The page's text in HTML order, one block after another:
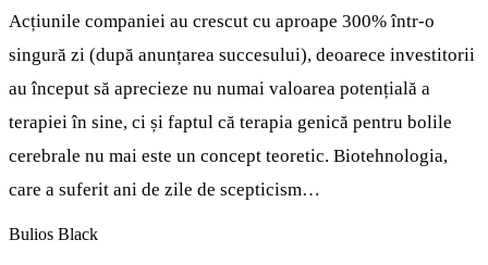
Acțiunile companiei au crescut cu aproape 300% într-o
singură zi (după anunțarea succesului), deoarece investitorii
au început să aprecieze nu numai valoarea potențială a
terapiei în sine, ci și faptul că terapia genică pentru bolile
cerebrale nu mai este un concept teoretic. Biotehnologia,
care a suferit ani de zile de scepticism…
Bulios Black